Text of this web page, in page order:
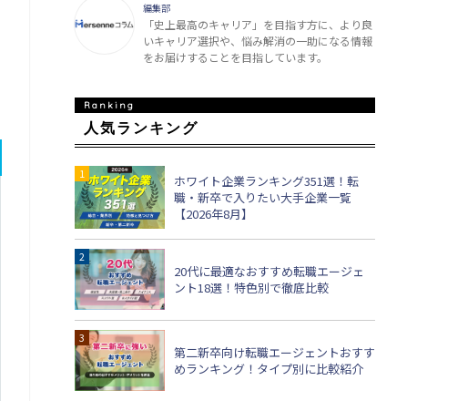
編集部
「史上最高のキャリア」を目指す方に、より良
いキャリア選択や、悩み解消の一助になる情報
をお届けすることを目指しています。
人気ランキング
ホワイト企業ランキング351選！転
職・新卒で入りたい大手企業一覧
【2026年8月】
20代に最適なおすすめ転職エージェ
ント18選！特色別で徹底比較
第二新卒向け転職エージェントおすす
めランキング！タイプ別に比較紹介